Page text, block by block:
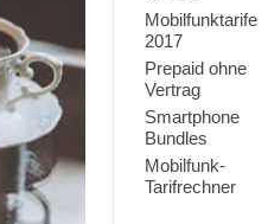
Mobilfunktarife
2017
Prepaid ohne
Vertrag
Smartphone
Bundles
Mobilfunk-
Tarifrechner